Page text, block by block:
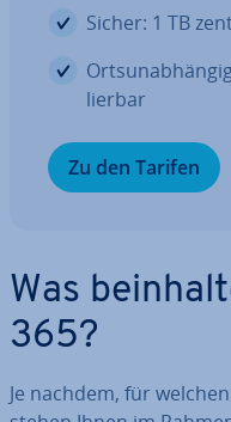
Sicher: 1 TB
lier­bar
Zu den Tarifen
Was
365?
Je nachdem, für